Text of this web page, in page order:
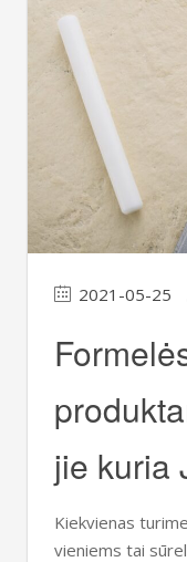
2021-05-25
jie kuria
Kiekvienas
vieniems tai